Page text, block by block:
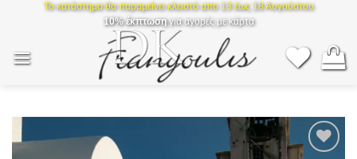
Το κατάστημα θα παραμείνει κλειστό απο 13 έως 18 Αυγούστου
10% έκπτωσηγια αγορές με κάρτα